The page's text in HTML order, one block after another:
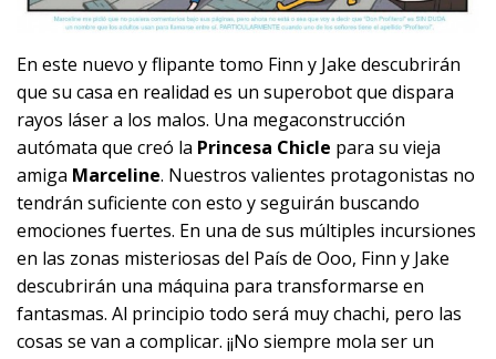
En este nuevo y flipante tomo Finn y Jake descubrirán
que su casa en realidad es un superobot que dispara
rayos láser a los malos. Una megaconstrucción
autómata que creó la Princesa Chicle para su vieja
amiga Marceline. Nuestros valientes protagonistas no
tendrán suficiente con esto y seguirán buscando
emociones fuertes. En una de sus múltiples incursiones
en las zonas misteriosas del País de Ooo, Finn y Jake
descubrirán una máquina para transformarse en
fantasmas. Al principio todo será muy chachi, pero las
cosas se van a complicar. ¡¡No siempre mola ser un